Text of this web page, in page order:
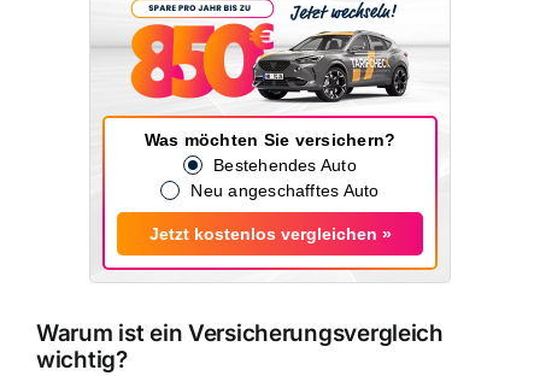
Was möchten Sie versichern?
Bestehendes Auto
Neu angeschafftes Auto
Jetzt kostenlos vergleichen »
Warum ist ein Versicherungsvergleich
wichtig?